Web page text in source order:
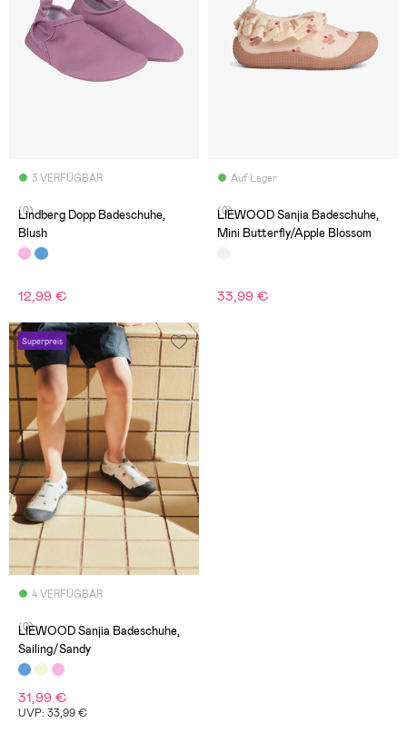
3 VERFÜGBAR
(0)
Lindberg Dopp Badeschuhe,
Blush
12,99 €
Auf Lager
(0)
LIEWOOD Sanjia Badeschuhe,
Mini Butterfly/Apple Blossom
33,99 €
Superpreis
4 VERFÜGBAR
(0)
LIEWOOD Sanjia Badeschuhe,
Sailing/Sandy
31,99 €
UVP: 33,99 €